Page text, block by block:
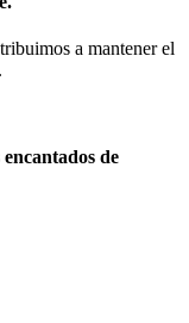
a mantener el
de